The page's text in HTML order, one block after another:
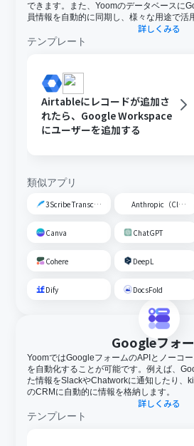
できます。また、Yoomのデータベースに
員情報を自動的に同期し、様々な用途で活
詳しくみる
テンプレート
Airtableにレコードが追加さ
れたら、Google Workspace
にユーザーを追加する
類似アプリ
3Scribe Transcription Anthropic（Claude）
Canva ChatGPT
Cohere DeepL
Dify DocsFold
Googleフォ
YoomではGoogleフォームのAPIとノーコ
を自動化することが可能です。例えば、
た情報をSlackやChatworkに通知したり、
のCRMに自動的に情報を格納します。
詳しくみる
テンプレート